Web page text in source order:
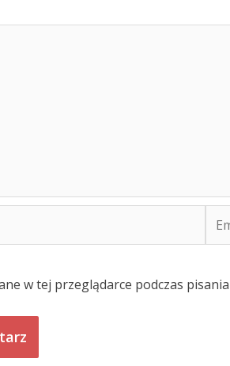
w tej przeglądarce podczas